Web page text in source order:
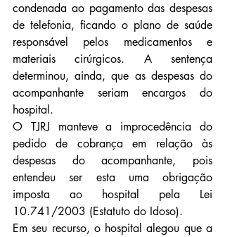
condenada ao pagamento das despesas
de telefonia, ficando o plano de saúde
responsável pelos medicamentos e
materiais cirúrgicos. A sentença
determinou, ainda, que as despesas do
acompanhante seriam encargos do
hospital.
O TJRJ manteve a improcedência do
pedido de cobrança em relação às
despesas do acompanhante, pois
entendeu ser esta uma obrigação
imposta ao hospital pela Lei
10.741/2003 (Estatuto do Idoso).
Em seu recurso, o hospital alegou que a